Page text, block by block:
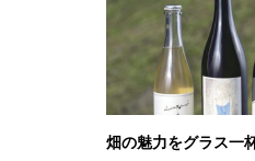
畑の魅力をグラス一